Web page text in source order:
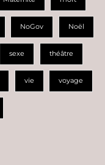
NoGov Noël
sexe théâtre
vie voyage